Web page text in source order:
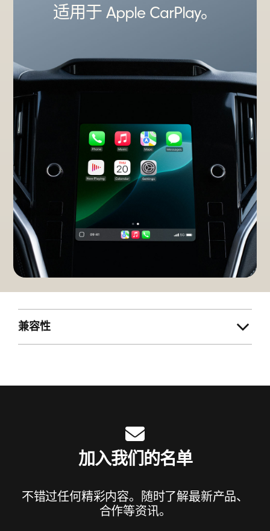
适用于 Apple CarPlay。
兼容性
加入我们的名单
不错过任何精彩内容。随时了解最新产品、
合作等资讯。